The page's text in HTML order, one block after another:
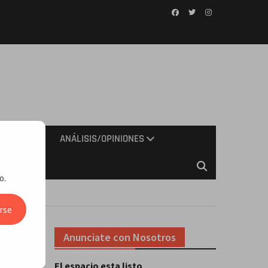
ANÁLISIS/OPINIONES
Anunciate con Nosotros
El espacio esta listo